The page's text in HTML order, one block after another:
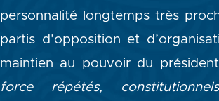
personnalité longtemps très
partis d’opposition et
maintien au pouvoir du
force répétés,